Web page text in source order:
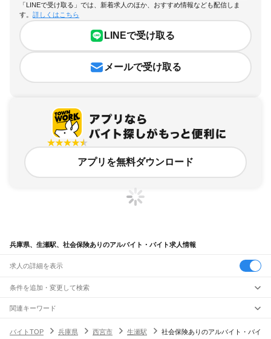
「LINEで受け取る」では、新着求人のほか、おすすめ情報なども配信しま
す。 詳しくはこちら
LINEで受け取る
メールで受け取る
アプリを無料ダウンロード
兵庫県、生瀬駅、社会保険ありのアルバイト・バイト求人情報
求人の詳細を表示
条件を追加・変更して検索
市区町村を追加・変更
兵庫県すべて
駅を追加・変更
関連キーワード
バイトTOP
兵庫県 西宮市 生瀬駅 社会保険ありのアルバイト・バイ